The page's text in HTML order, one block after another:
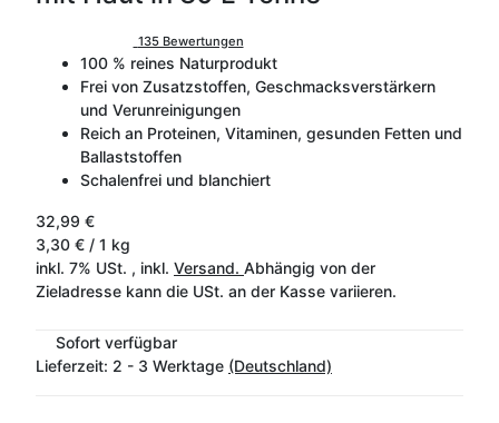
135 Bewertungen
100 % reines Naturprodukt
Frei von Zusatzstoffen, Geschmacksverstärkern
und Verunreinigungen
Reich an Proteinen, Vitaminen, gesunden Fetten und
Ballaststoffen
Schalenfrei und blanchiert
32,99 €
3,30 € / 1 kg
inkl. 7% USt. , inkl. Versand. Abhängig von der
Zieladresse kann die USt. an der Kasse variieren.
Sofort verfügbar
Lieferzeit: 2 - 3 Werktage (Deutschland)